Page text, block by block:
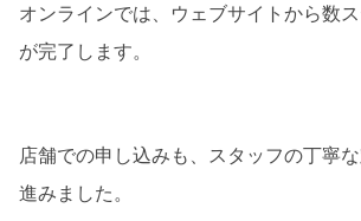
オンラインでは、ウェブサイトから数
が完了します。
店舗での申し込みも、スタッフの丁寧
進みました。